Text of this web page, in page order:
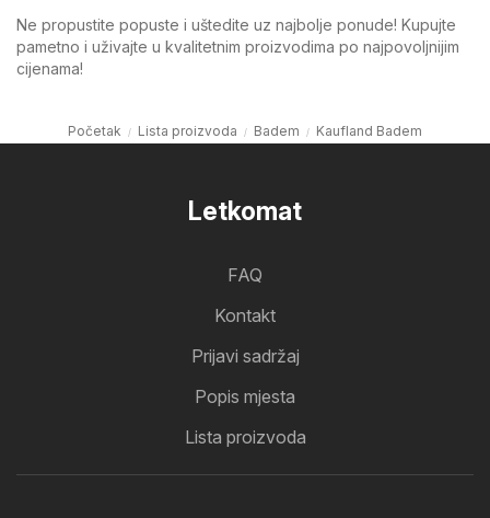
Ne propustite popuste i uštedite uz najbolje ponude! Kupujte
pametno i uživajte u kvalitetnim proizvodima po najpovoljnijim
cijenama!
Početak Lista proizvoda Badem Kaufland Badem
Letkomat
FAQ
Kontakt
Prijavi sadržaj
Popis mjesta
Lista proizvoda